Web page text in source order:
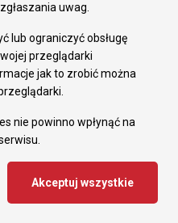
uwag.
lub ograniczyć obsługę
przeglądarki
jak to zrobić można
nie powinno wpłynąć na
Akceptuj wszystkie